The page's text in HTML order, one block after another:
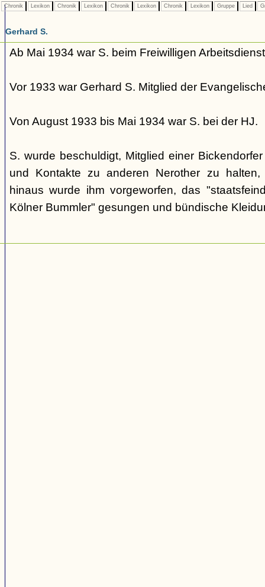
Chronik Lexikon Chronik Lexikon Chronik Lexikon Chronik Lexikon Gruppe Lied
Gerhard S.
Ab Mai 1934 war S. beim Freiwilligen
Vor 1933 war Gerhard S. Mitglied der
Von August 1933 bis Mai 1934 war S. bei der HJ.
S. wurde beschuldigt, Mitglied einer
und Kontakte zu anderen Nerother zu
hinaus wurde ihm vorgeworfen, das
Kölner Bummler" gesungen und bündische